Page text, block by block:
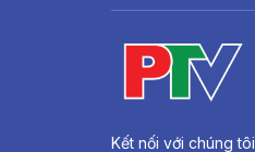
Kết nối với chúng tôi